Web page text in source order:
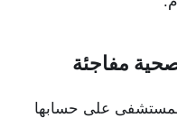
مفاجئة
على حسابها